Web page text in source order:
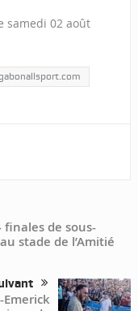
samedi 02 août
finales de sous-
stade de l’Amitié